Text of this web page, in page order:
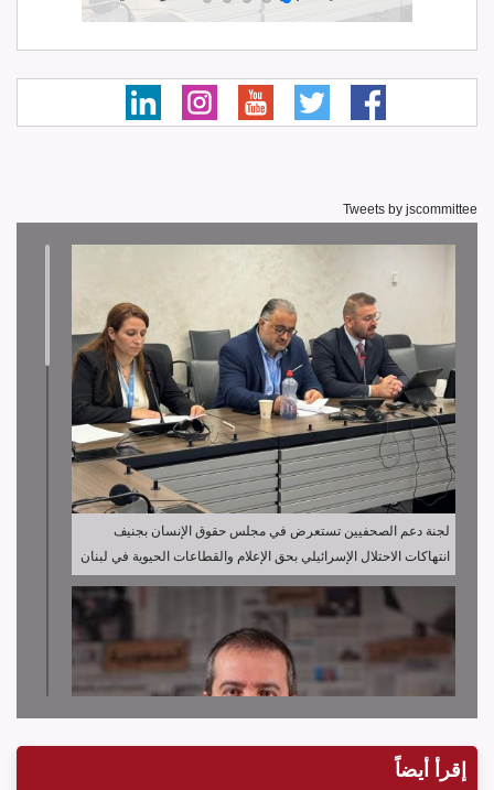
Tweets by jscommittee
لجنة دعم الصحفيين تستعرض في مجلس حقوق الإنسان بجنيف
انتهاكات الاحتلال الإسرائيلي بحق الإعلام والقطاعات الحيوية في لبنان
إقرأ أيضاً